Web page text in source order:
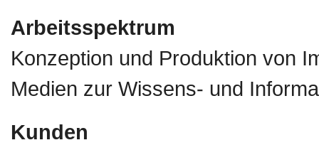
Arbeitsspektrum
Konzeption und Produktion von
Medien zur Wissens- und
Kunden